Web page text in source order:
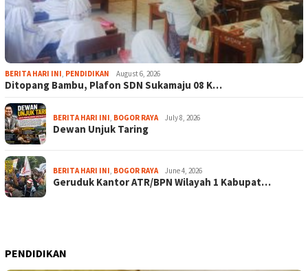
BERITA HARI INI, PENDIDIKAN August 6, 2026
Ditopang Bambu, Plafon SDN Sukamaju 08 K…
BERITA HARI INI, BOGOR RAYA July 8, 2026
Dewan Unjuk Taring
BERITA HARI INI, BOGOR RAYA June 4, 2026
Geruduk Kantor ATR/BPN Wilayah 1 Kabupat…
PENDIDIKAN